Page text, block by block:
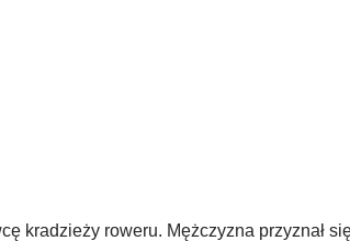
kradzieży roweru. Mężczyzna przyznał